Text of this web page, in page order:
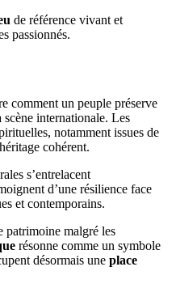
de référence vivant et
passionnés.
comment un peuple préserve
internationale. Les
notamment issues de
cohérent.
s’entrelacent
d’une résilience face
et contemporains.
patrimoine malgré les
résonne comme un symbole
désormais une place